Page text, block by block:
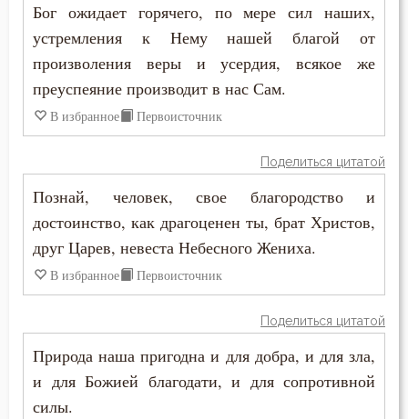
Воля Божия
Воплощение
Воскресение
Врач
Гнев Божий
Грех
Григорий Синаит
Ефрем Сирин
Иоанн Дамаскин
Иоанн Златоуст
Иоанн Кассиан Римлянин
Иоанн Лествичник
Исаак Сирин Ниневийский
Бог ожидает горячего, по мере сил наших,
устремления к Нему нашей благой от
произволения веры и усердия, всякое же
преуспеяние производит в нас Сам.
В избранное Первоисточник
Поделиться цитатой
Познай, человек, свое благородство и
достоинство, как драгоценен ты, брат Христов,
друг Царев, невеста Небесного Жениха.
В избранное Первоисточник
Поделиться цитатой
Природа наша пригодна и для добра, и для зла,
и для Божией благодати, и для сопротивной
силы.